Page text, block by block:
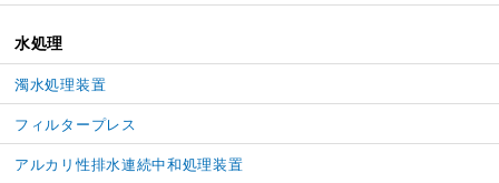
水処理
濁水処理装置
フィルタープレス
アルカリ性排水連続中和処理装置